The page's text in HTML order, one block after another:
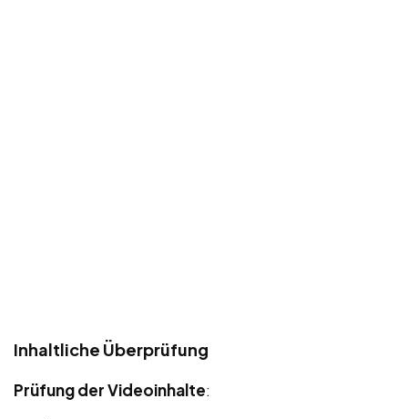
Inhaltliche Überprüfung
Prüfung der Videoinhalte: